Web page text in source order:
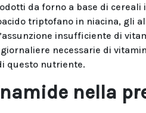
da forno a base di
triptofano in niacina, gli
insufficiente di
necessarie di
questo nutriente.
nella